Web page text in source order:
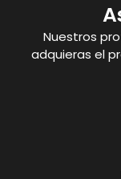
Nuestros
adquieras el